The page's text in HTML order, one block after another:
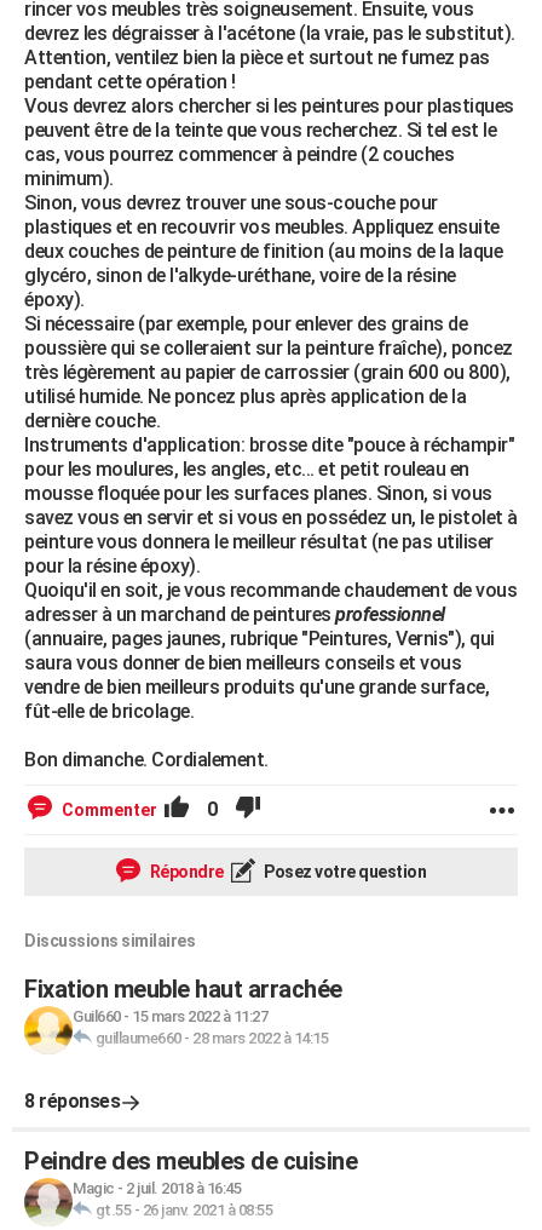
rincer vos meubles très soigneusement. Ensuite, vous
devrez les dégraisser à l'acétone (la vraie, pas le substitut).
Attention, ventilez bien la pièce et surtout ne fumez pas
pendant cette opération !
Vous devrez alors chercher si les peintures pour plastiques
peuvent être de la teinte que vous recherchez. Si tel est le
cas, vous pourrez commencer à peindre (2 couches
minimum).
Sinon, vous devrez trouver une sous-couche pour
plastiques et en recouvrir vos meubles. Appliquez ensuite
deux couches de peinture de finition (au moins de la laque
glycéro, sinon de l'alkyde-uréthane, voire de la résine
époxy).
Si nécessaire (par exemple, pour enlever des grains de
poussière qui se colleraient sur la peinture fraîche), poncez
très légèrement au papier de carrossier (grain 600 ou 800),
utilisé humide. Ne poncez plus après application de la
dernière couche.
Instruments d'application: brosse dite "pouce à réchampir"
pour les moulures, les angles, etc... et petit rouleau en
mousse floquée pour les surfaces planes. Sinon, si vous
savez vous en servir et si vous en possédez un, le pistolet à
peinture vous donnera le meilleur résultat (ne pas utiliser
pour la résine époxy).
Quoiqu'il en soit, je vous recommande chaudement de vous
adresser à un marchand de peintures professionnel
(annuaire, pages jaunes, rubrique "Peintures, Vernis"), qui
saura vous donner de bien meilleurs conseils et vous
vendre de bien meilleurs produits qu'une grande surface,
fût-elle de bricolage.
Bon dimanche. Cordialement.
Commenter 0
Répondre Posez votre question
Discussions similaires
Fixation meuble haut arrachée
Guil660- 15 mars 2022 à 11:27
guillaume660- 28 mars 2022 à 14:15
8 réponses
Peindre des meubles de cuisine
Magic - 2 juil. 2018 à 16:45
gt.55- 26 janv. 2021 à 08:55